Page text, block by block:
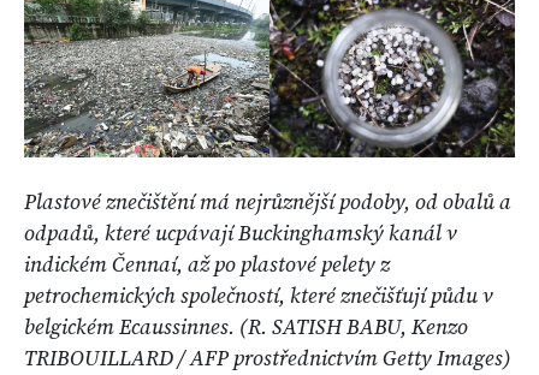
Plastové znečištění má nejrůznější podoby, od obalů a
odpadů, které ucpávají Buckinghamský kanál v
indickém Čennaí, až po plastové pelety z
petrochemických společností, které znečišťují půdu v
belgickém Ecaussinnes. (R. SATISH BABU, Kenzo
TRIBOUILLARD / AFP prostřednictvím Getty Images)